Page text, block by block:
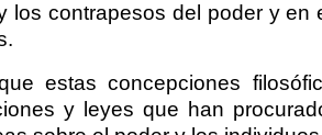
los contrapesos del poder y
estas concepciones
y leyes que han